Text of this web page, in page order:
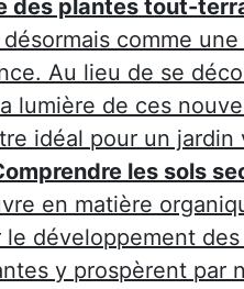
des plantes tout-
désormais comme
Au lieu de se
lumière de ces
idéal pour un
les sols
en matière
développement
y prospèrent